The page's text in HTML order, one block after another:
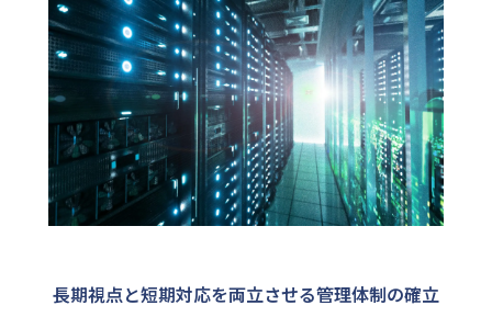
長期視点と短期対応を両立させる管理体制の確立